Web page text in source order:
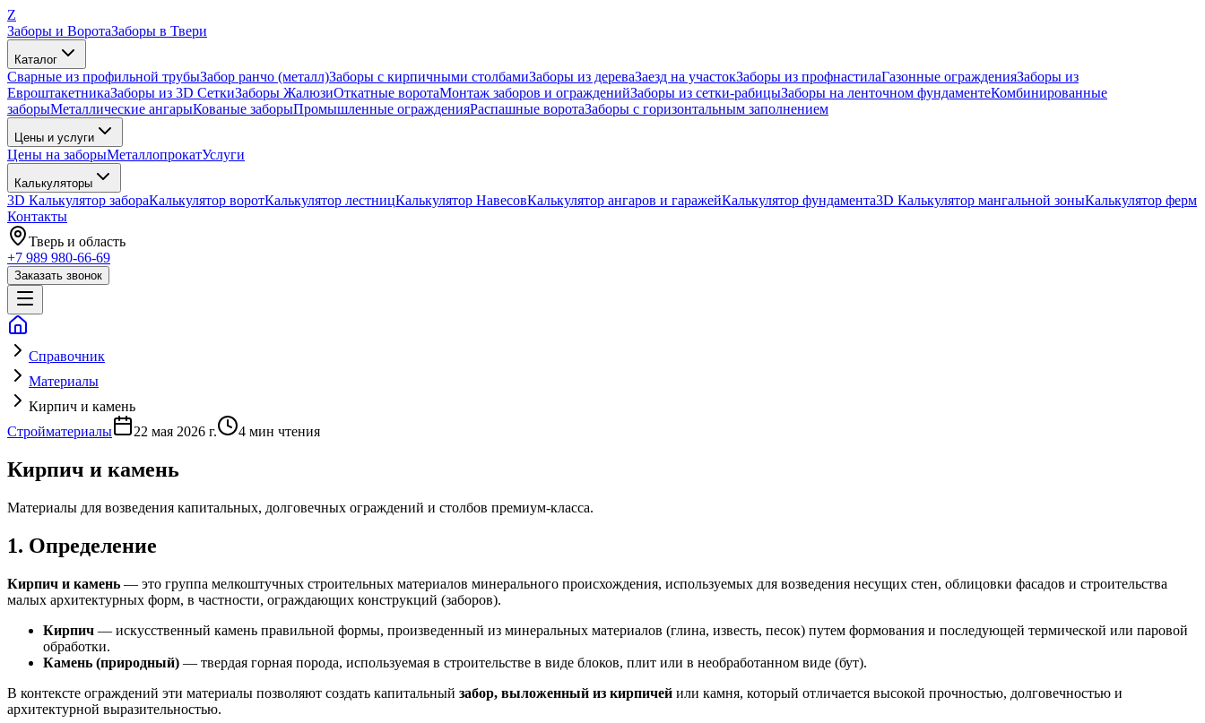
Z
Заборы и ВоротаЗаборы в Твери
Каталог
Сварные из профильной трубыЗабор ранчо (металл)Заборы с кирпичными столбамиЗаборы из дереваЗаезд на участокЗаборы из профнастилаГазонные огражденияЗаборы из
ЕвроштакетникаЗаборы из 3D СеткиЗаборы ЖалюзиОткатные воротаМонтаж заборов и огражденийЗаборы из сетки-рабицыЗаборы на ленточном фундаментеКомбинированные
заборыМеталлические ангарыКованые заборыПромышленные огражденияРаспашные воротаЗаборы с горизонтальным заполнением
Цены и услуги
Цены на заборыМеталлопрокатУслуги
Калькуляторы
3D Калькулятор забораКалькулятор воротКалькулятор лестницКалькулятор НавесовКалькулятор ангаров и гаражейКалькулятор фундамента3D Калькулятор мангальной зоныКалькулятор ферм
Контакты
Тверь и область
+7 989 980-66-69
Заказать звонок
Справочник
Материалы
Кирпич и камень
Стройматериалы
22 мая 2026 г. 4 мин чтения
Кирпич и камень
Материалы для возведения капитальных, долговечных ограждений и столбов премиум-класса.
1. Определение
Кирпич и камень — это группа мелкоштучных строительных материалов минерального происхождения, используемых для возведения несущих стен, облицовки фасадов и строительства
малых архитектурных форм, в частности, ограждающих конструкций (заборов).
Кирпич — искусственный камень правильной формы, произведенный из минеральных материалов (глина, известь, песок) путем формования и последующей термической или паровой
обработки.
Камень (природный) — твердая горная порода, используемая в строительстве в виде блоков, плит или в необработанном виде (бут).
В контексте ограждений эти материалы позволяют создать капитальный забор, выложенный из кирпичей или камня, который отличается высокой прочностью, долговечностью и
архитектурной выразительностью.